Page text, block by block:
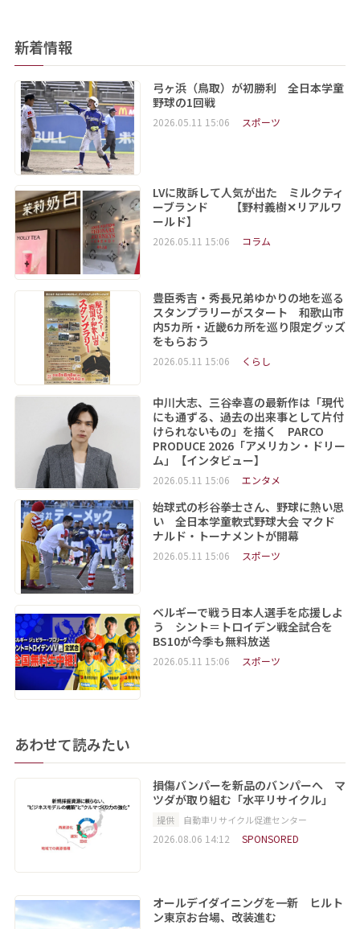
新着情報
弓ヶ浜（鳥取）が初勝利 全日本学童
野球の1回戦
2026.05.11 15:06 スポーツ
LVに敗訴して人気が出た ミルクティ
ーブランド 【野村義樹✕リアルワ
ールド】
2026.05.11 15:06 コラム
豊臣秀吉・秀長兄弟ゆかりの地を巡る
スタンプラリーがスタート 和歌山市
内5カ所・近畿6カ所を巡り限定グッズ
をもらおう
2026.05.11 15:06 くらし
中川大志、三谷幸喜の最新作は「現代
にも通ずる、過去の出来事として片付
けられないもの」を描く PARCO
PRODUCE 2026「アメリカン・ドリー
ム」【インタビュー】
2026.05.11 15:06 エンタメ
始球式の杉谷拳士さん、野球に熱い思
い 全日本学童軟式野球大会 マクド
ナルド・トーナメントが開幕
2026.05.11 15:06 スポーツ
ベルギーで戦う日本人選手を応援しよ
う シント＝トロイデン戦全試合を
BS10が今季も無料放送
2026.05.11 15:06 スポーツ
あわせて読みたい
損傷バンパーを新品のバンパーへ マ
ツダが取り組む「水平リサイクル」
提供 自動車リサイクル促進センター
2026.08.06 14:12 SPONSORED
オールデイダイニングを一新 ヒルト
ン東京お台場、改装進む